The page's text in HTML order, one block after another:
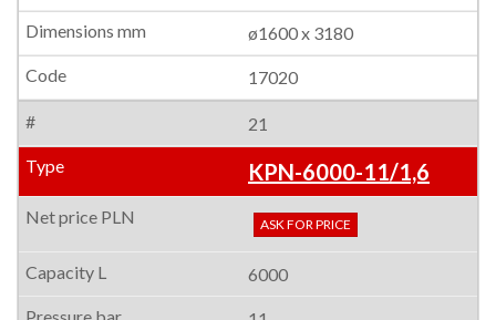
ø1600 x 3180
17020
21
KPN-6000-11/1,6
ASK FOR PRICE
6000